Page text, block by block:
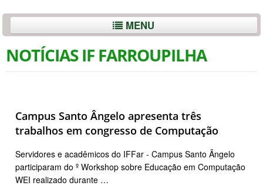
MENU
NOTÍCIAS IF FARROUPILHA
Campus Santo Ângelo apresenta três
trabalhos em congresso de Computação
Servidores e acadêmicos do IFFar - Campus Santo Ângelo
participaram do º Workshop sobre Educação em Computação
WEI realizado durante …